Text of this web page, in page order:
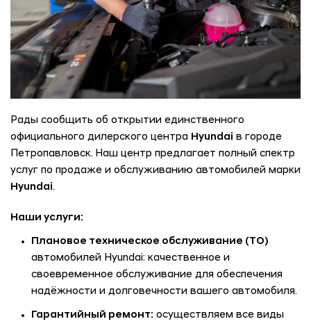
Рады сообщить об открытии единственного
официального дилерского центра Hyundai в городе
Петропавловск. Наш центр предлагает полный спектр
услуг по продаже и обслуживанию автомобилей марки
Hyundai.
Наши услуги:
Плановое техническое обслуживание (ТО)
автомобилей Hyundai: качественное и
своевременное обслуживание для обеспечения
надёжности и долговечности вашего автомобиля.
Гарантийный ремонт: осуществляем все виды